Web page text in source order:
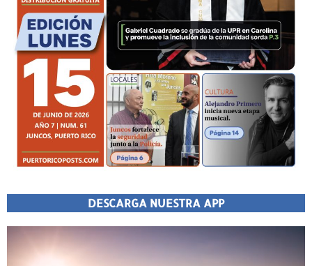
DESCARGA NUESTRA APP